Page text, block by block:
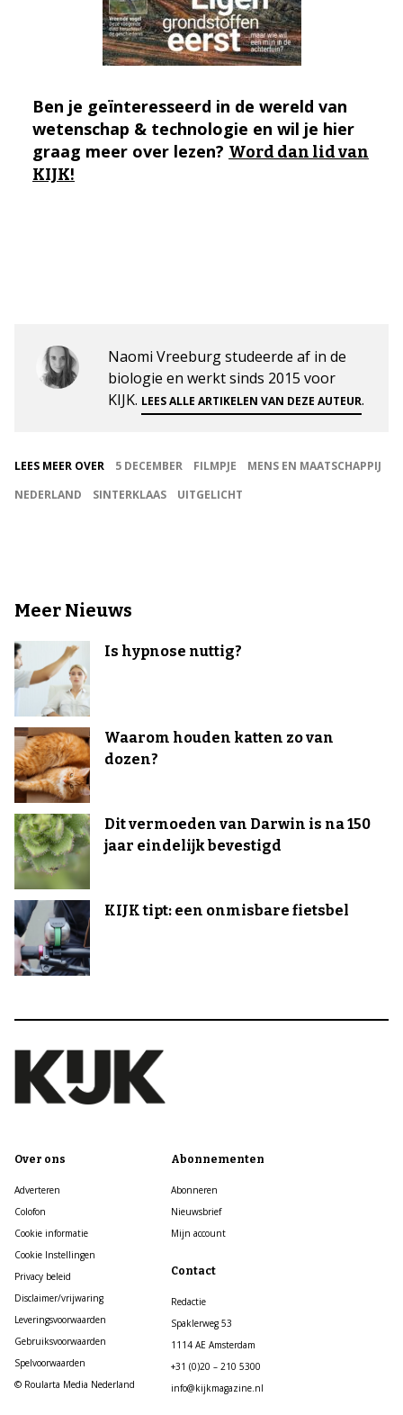
Ben je geïnteresseerd in de wereld van
wetenschap & technologie en wil je hier
graag meer over lezen? Word dan lid van
KIJK!
Naomi Vreeburg studeerde af in de
biologie en werkt sinds 2015 voor
KIJK. LEES ALLE ARTIKELEN VAN DEZE AUTEUR.
LEES MEER OVER 5 DECEMBER FILMPJE
MENS EN MAATSCHAPPIJ
NEDERLAND
SINTERKLAAS UITGELICHT
Meer Nieuws
Is hypnose nuttig?
Waarom houden katten zo van
dozen?
Dit vermoeden van Darwin is na 150
jaar eindelijk bevestigd
KIJK tipt: een onmisbare fietsbel
Over ons
Adverteren
Colofon
Cookie informatie
Cookie Instellingen
Privacy beleid
Disclaimer/vrijwaring
Leveringsvoorwaarden
Gebruiksvoorwaarden
Spelvoorwaarden
© Roularta Media Nederland
Abonnementen
Abonneren
Nieuwsbrief
Mijn account
Contact
Redactie
Spaklerweg 53
1114 AE Amsterdam
+31 (0)20 – 210 5300
info@kijkmagazine.nl